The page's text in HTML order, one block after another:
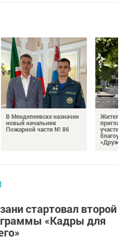
В Менделеевске назначен
новый начальник
Пожарной части № 86
стартовал второй
«Кадры для